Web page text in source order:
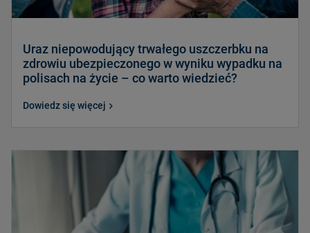
Uraz niepowodujący trwałego uszczerbku na
zdrowiu ubezpieczonego w wyniku wypadku na
polisach na życie – co warto wiedzieć?
Dowiedz się więcej